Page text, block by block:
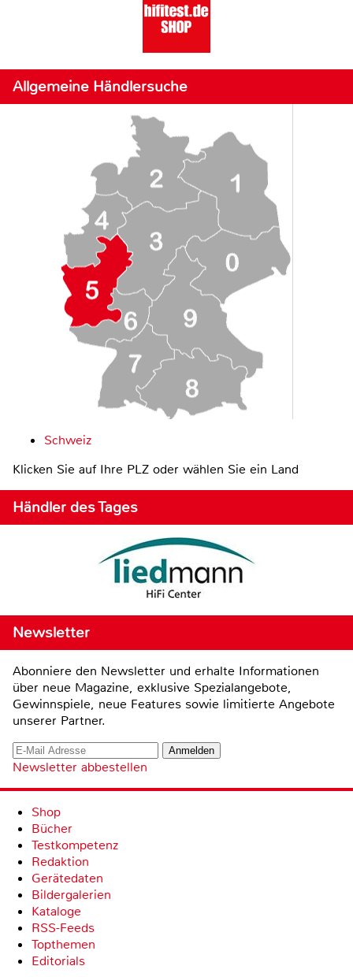
Allgemeine Händlersuche
Schweiz
Klicken Sie auf Ihre PLZ oder wählen Sie ein Land
Händler des Tages
Newsletter
Abonniere den Newsletter und erhalte Informationen
über neue Magazine, exklusive Spezialangebote,
Gewinnspiele, neue Features sowie limitierte Angebote
unserer Partner.
Newsletter abbestellen
Shop
Bücher
Testkompetenz
Redaktion
Gerätedaten
Bildergalerien
Kataloge
RSS-Feeds
Topthemen
Editorials